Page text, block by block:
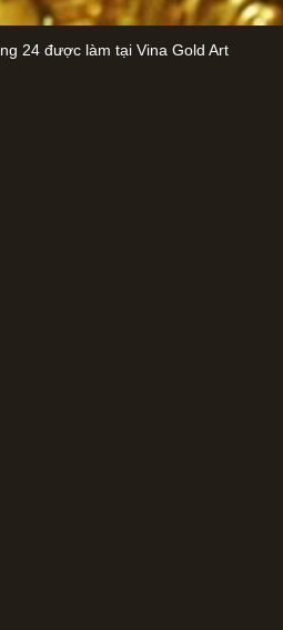
24 được làm tại Vina Gold Art